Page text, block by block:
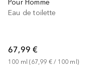
Pour Homme
Eau de toilette
67,99 €
100 ml (67,99 € / 100 ml )